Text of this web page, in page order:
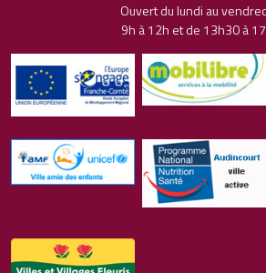
Ouvert du lundi au
9h à 12h et de 13h30 à